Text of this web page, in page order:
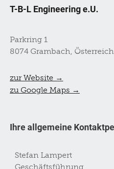
T-B-L Engineering e.U.
Parkring 1
8074 Grambach, Österreich
zur Website →
zu Google Maps →
Ihre allgemeine
Stefan Lampert
Geschäftsführung